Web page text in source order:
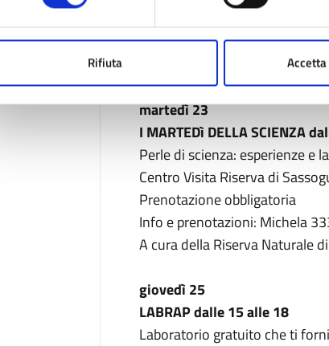
Rifiuta
Info e prenotazioni:
A cura di Freegnano Zone Odv
martedì 23
I MARTEDì DELLA SCIENZA
Perle di scienza: esperienze e
Centro Visita Riserva di
Prenotazione obbligatoria
Info e prenotazioni: Michela
A cura della Riserva Naturale
giovedì 25
LABRAP dalle 15 alle 18
Laboratorio gratuito che ti